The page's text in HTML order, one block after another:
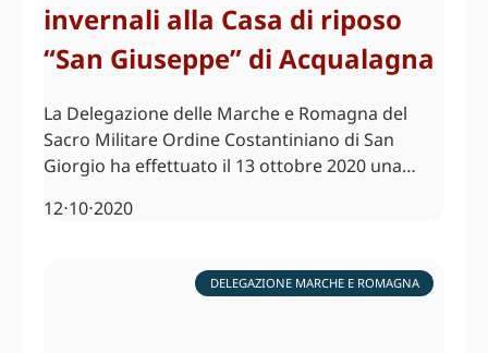
invernali alla Casa di riposo
“San Giuseppe” di Acqualagna
La Delegazione delle Marche e Romagna del
Sacro Militare Ordine Costantiniano di San
Giorgio ha effettuato il 13 ottobre 2020 una…
12⋅10⋅2020
DELEGAZIONE MARCHE E ROMAGNA